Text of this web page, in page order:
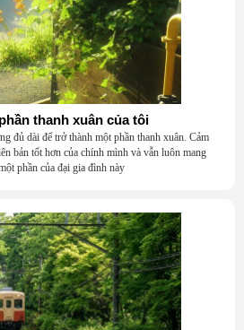
thanh xuân của tôi
đủ dài để trở thành một phần thanh xuân. Cảm
bản tốt hơn của chính mình và vẫn luôn mang
phần của đại gia đình này